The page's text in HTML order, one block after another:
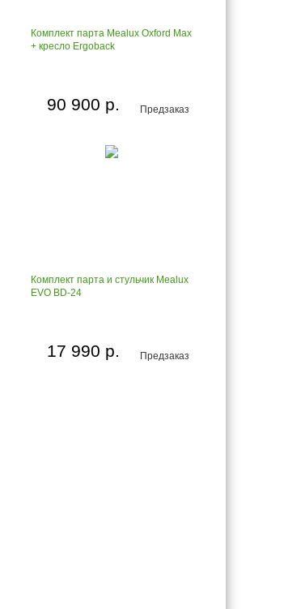
Комплект парта Mealux Oxford Max
+ кресло Ergoback
Предзаказ
90 900 р.
Комплект парта и стульчик Mealux
EVO BD-24
Предзаказ
17 990 р.